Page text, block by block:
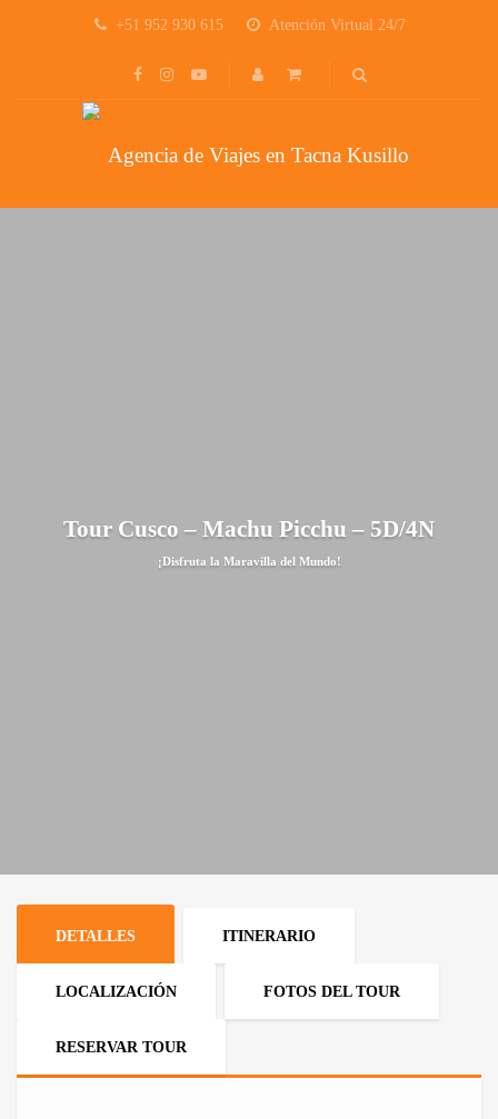
+51 952 930 615 Atención Virtual 24/7
Tour Cusco – Machu Picchu – 5D/4N
¡Disfruta la Maravilla del Mundo!
DETALLES ITINERARIO
LOCALIZACIÓN FOTOS DEL TOUR
RESERVAR TOUR